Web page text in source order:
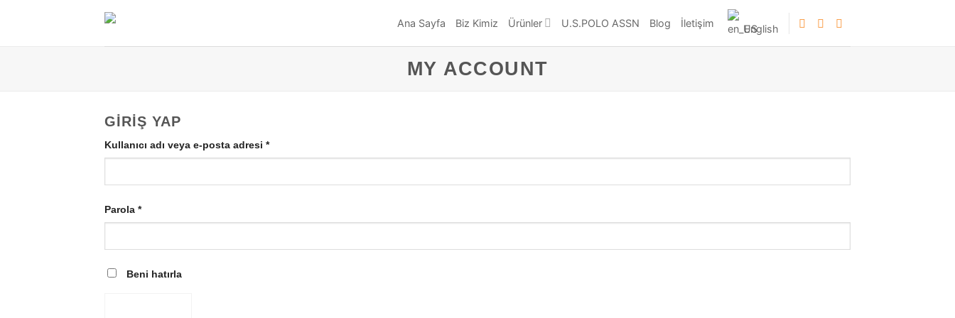
Ana Sayfa Biz Kimiz Ürünler U.S.POLO ASSN Blog İletişim English
MY ACCOUNT
GIRIŞ YAP
Kullanıcı adı veya e-posta adresi *Gerekli
Parola *Gerekli
Beni hatırla